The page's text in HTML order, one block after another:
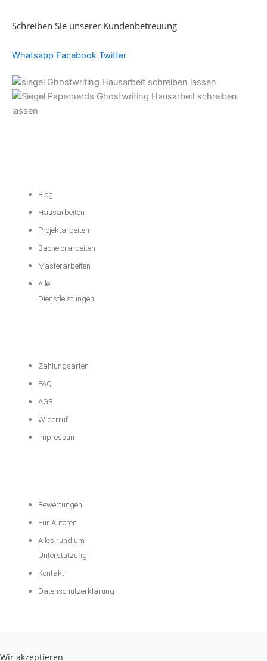
Schreiben Sie unserer Kundenbetreuung
Whatsapp Facebook Twitter
Blog
Hausarbeiten
Projektarbeiten
Bachelorarbeiten
Masterarbeiten
Alle
Dienstleistungen
Zahlungsarten
FAQ
AGB
Widerruf
Impressum
Bewertungen
Für Autoren
Alles rund um
Unterstützung
Kontakt
Datenschutzerklärung
Wir akzeptieren